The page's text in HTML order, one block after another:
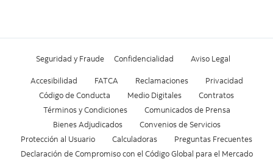
Seguridad y Fraude Confidencialidad Aviso Legal
Accesibilidad FATCA Reclamaciones
Privacidad
Código de Conducta
Medio Digitales
Contratos
Términos y Condiciones
Comunicados de Prensa
Bienes Adjudicados
Convenios de Servicios
Protección al Usuario
Calculadoras
Preguntas Frecuentes
Declaración de Compromiso con el Código Global para el Mercado